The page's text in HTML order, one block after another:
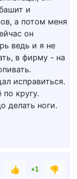
и
а потом меня
он
ведь и я не
в фирму - на
исправиться.
кругу.
делать ноги.
👍 +1
👎